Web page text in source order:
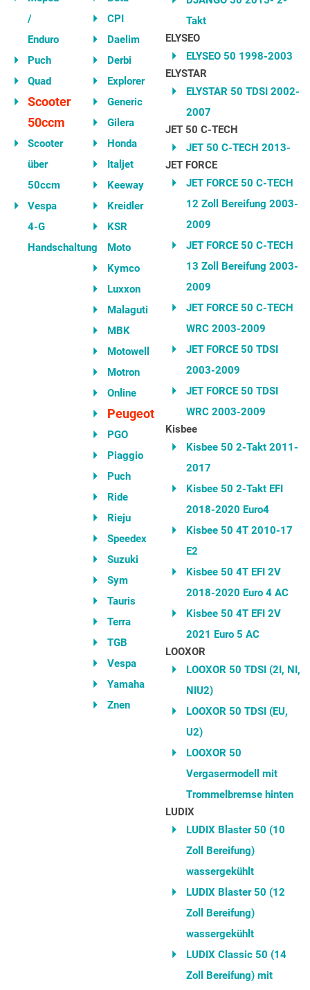
/
Enduro
Puch
Quad
Scooter
50ccm
Scooter
über
50ccm
Vespa
4-G
Handschaltung
CPI
Daelim
Derbi
Explorer
Generic
Gilera
Honda
Italjet
Keeway
Kreidler
KSR
Moto
Kymco
Luxxon
Malaguti
MBK
Motowell
Motron
Online
Peugeot
PGO
Piaggio
Puch
Ride
Rieju
Speedex
Suzuki
Sym
Tauris
Terra
TGB
Vespa
Yamaha
Znen
Takt
ELYSEO
ELYSEO 50 1998-2003
ELYSTAR
ELYSTAR 50 TDSI 2002-
2007
JET 50 C-TECH
JET 50 C-TECH 2013-
JET FORCE
JET FORCE 50 C-TECH
12 Zoll Bereifung 2003-
2009
JET FORCE 50 C-TECH
13 Zoll Bereifung 2003-
2009
JET FORCE 50 C-TECH
WRC 2003-2009
JET FORCE 50 TDSI
2003-2009
JET FORCE 50 TDSI
WRC 2003-2009
Kisbee
Kisbee 50 2-Takt 2011-
2017
Kisbee 50 2-Takt EFI
2018-2020 Euro4
Kisbee 50 4T 2010-17
E2
Kisbee 50 4T EFI 2V
2018-2020 Euro 4 AC
Kisbee 50 4T EFI 2V
2021 Euro 5 AC
LOOXOR
LOOXOR 50 TDSI (2I, NI,
NIU2)
LOOXOR 50 TDSI (EU,
U2)
LOOXOR 50
Vergasermodell mit
Trommelbremse hinten
LUDIX
LUDIX Blaster 50 (10
Zoll Bereifung)
wassergekühlt
LUDIX Blaster 50 (12
Zoll Bereifung)
wassergekühlt
LUDIX Classic 50 (14
Zoll Bereifung) mit